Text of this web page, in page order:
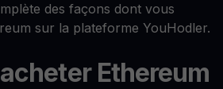
des façons dont vous
sur la plateforme YouHodler.
Ethereum